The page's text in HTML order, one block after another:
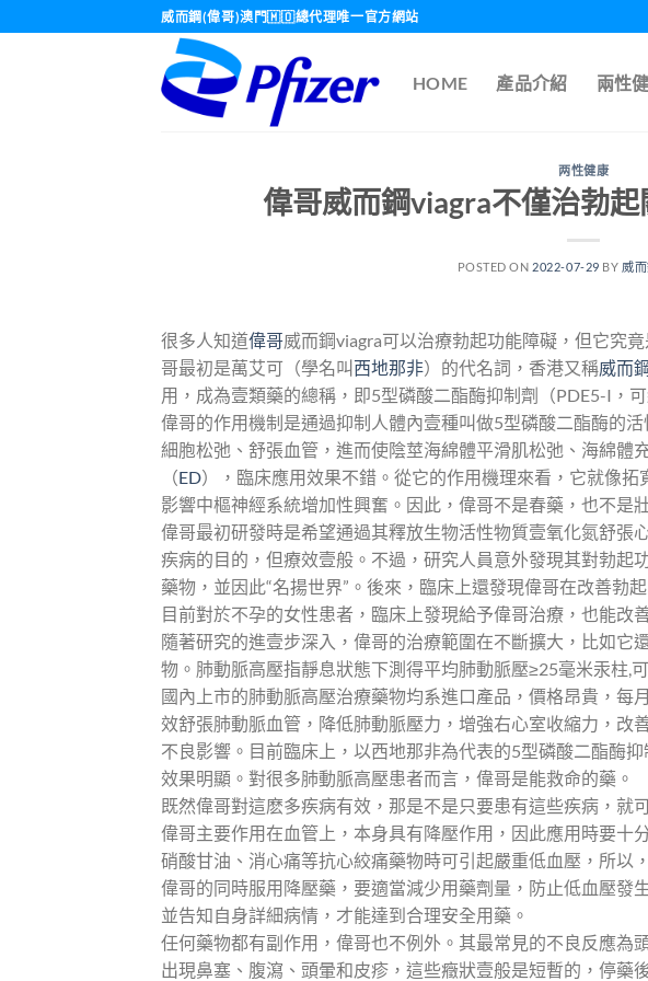
威而鋼(偉哥)澳門🇲🇴總代理唯一官方網站
HOME 產品介紹 兩性
两性健康
偉哥威而鋼viagra不僅治勃
POSTED ON 2022-07-29 BY 威
很多人知道偉哥威而鋼viagra可以治療勃起功能障礙，但它究
哥最初是萬艾可（學名叫西地那非）的代名詞，香港又稱威而
用，成為壹類藥的總稱，即5型磷酸二酯酶抑制劑（PDE5-I，
偉哥的作用機制是通過抑制人體內壹種叫做5型磷酸二酯酶的
細胞松弛、舒張血管，進而使陰莖海綿體平滑肌松弛、海綿體
（ED），臨床應用效果不錯。從它的作用機理來看，它就像
影響中樞神經系統增加性興奮。因此，偉哥不是春藥，也不是
偉哥最初研發時是希望通過其釋放生物活性物質壹氧化氮舒張
疾病的目的，但療效壹般。不過，研究人員意外發現其對勃起
藥物，並因此“名揚世界”。後來，臨床上還發現偉哥在改善勃
目前對於不孕的女性患者，臨床上發現給予偉哥治療，也能改
隨著研究的進壹步深入，偉哥的治療範圍在不斷擴大，比如它
物。肺動脈高壓指靜息狀態下測得平均肺動脈壓≥25毫米汞柱,
國內上市的肺動脈高壓治療藥物均系進口產品，價格昂貴，每
效舒張肺動脈血管，降低肺動脈壓力，增強右心室收縮力，改
不良影響。目前臨床上，以西地那非為代表的5型磷酸二酯酶
效果明顯。對很多肺動脈高壓患者而言，偉哥是能救命的藥。
既然偉哥對這麽多疾病有效，那是不是只要患有這些疾病，就
偉哥主要作用在血管上，本身具有降壓作用，因此應用時要十
硝酸甘油、消心痛等抗心絞痛藥物時可引起嚴重低血壓，所以
偉哥的同時服用降壓藥，要適當減少用藥劑量，防止低血壓發
並告知自身詳細病情，才能達到合理安全用藥。
任何藥物都有副作用，偉哥也不例外。其最常見的不良反應為
出現鼻塞、腹瀉、頭暈和皮疹，這些癥狀壹般是短暫的，停藥